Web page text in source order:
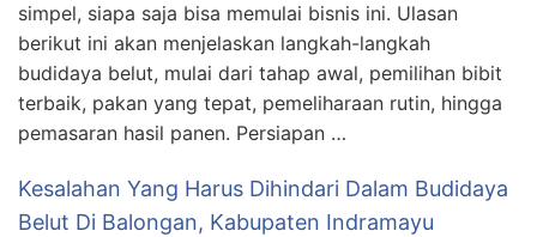
simpel, siapa saja bisa memulai bisnis ini. Ulasan
berikut ini akan menjelaskan langkah-langkah
budidaya belut, mulai dari tahap awal, pemilihan bibit
terbaik, pakan yang tepat, pemeliharaan rutin, hingga
pemasaran hasil panen. Persiapan …
Kesalahan Yang Harus Dihindari Dalam Budidaya
Belut Di Balongan, Kabupaten Indramayu